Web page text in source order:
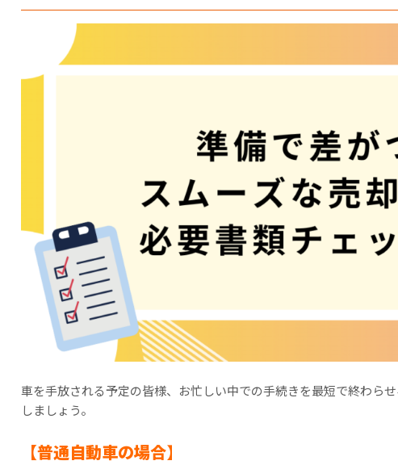
車を手放される予定の皆様、お忙しい中での手続きを最短で終わら
しましょう。
【普通自動車の場合】